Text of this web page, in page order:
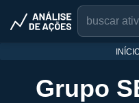
Grupo